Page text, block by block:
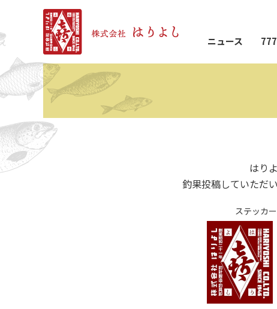
ニュース
はり
釣果投稿していただ
ステッカ